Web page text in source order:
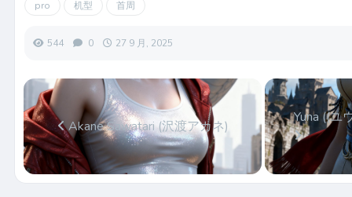
pro 机型 首周
544 0 27 9 月, 2025
Akane Sawatari (沢渡アカネ)
Yuna ((ユ